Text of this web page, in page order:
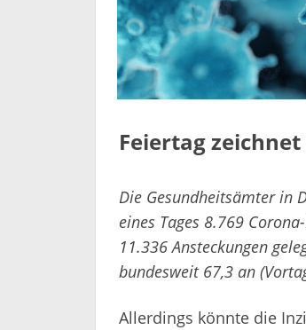
Feiertag
Die Gesundheitsämter in
eines Tages 8.769
11.336 Ansteckungen
bundesweit 67,3 an
Allerdings könnte die